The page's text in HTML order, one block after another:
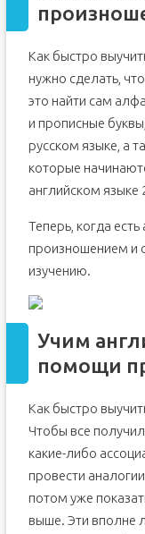
Как быстро
нужно сделать,
это найти сам
и прописные
русском языке, а
которые
английском языке
Теперь, когда
произношением и
изучению.
Учим
помощи
Как быстро
Чтобы все
какие-либо
провести
потом уже
выше. Эти вполне